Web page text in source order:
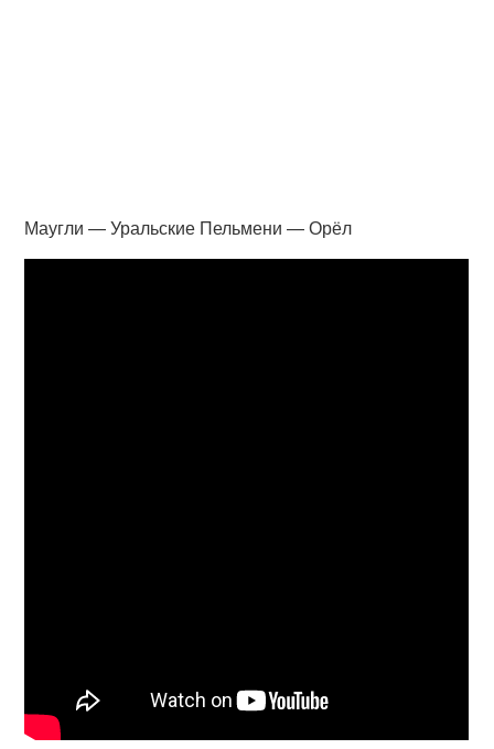
Маугли — Уральские Пельмени — Орёл